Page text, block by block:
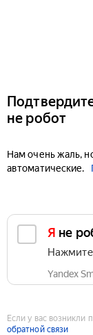
не робот
Нам очень жаль,
автоматические.
Я не
Yandex
Если у вас возникли
обратной связи